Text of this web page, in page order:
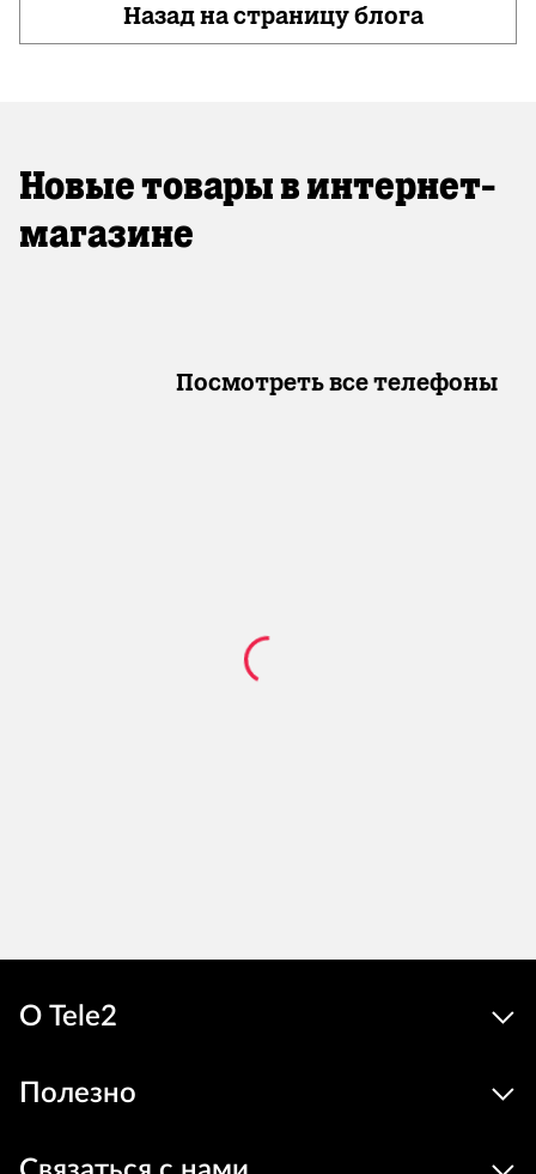
Назад на страницу блога
Новые товары в интернет-
магазине
Посмотреть все телефоны
О Tele2
Полезно